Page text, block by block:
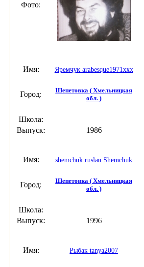
Фото:
Имя: Яремчук arabesque1971xxx
Город:
Шепетовка ( Хмельницкая
обл. )
Школа:
Выпуск:
1986
Имя: shemchuk ruslan Shemchuk
Город:
Шепетовка ( Хмельницкая
обл. )
Школа:
Выпуск:
1996
Имя: Рыбак tanya2007